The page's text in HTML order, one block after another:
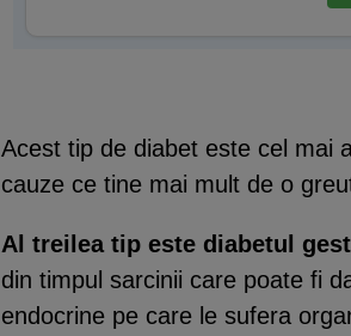
Acest tip de diabet este cel mai
cauze ce tine mai mult de o
Al treilea tip este diabetul
din timpul sarcinii care poate fi
endocrine pe care le sufera